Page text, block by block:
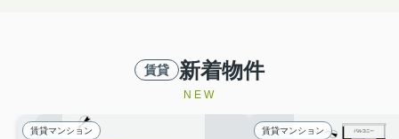
賃貸 新着物件
NEW
賃貸マンション 賃貸マンション